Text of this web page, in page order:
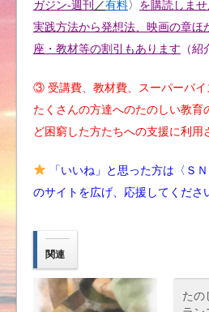
ガジン-週刊 ／有料〉 を購読しま
実践方法から発想法、映画の章ほ
座・教材等の割引もあります （
③ 受講費、教材費、スーパーバイ
たくさんの方達へのたのしい教育
ど困窮した方たちへの支援に利用
「いいね」と思った方は〈Ｓ
のサイトを広げ、応援してくださ
関連
たの